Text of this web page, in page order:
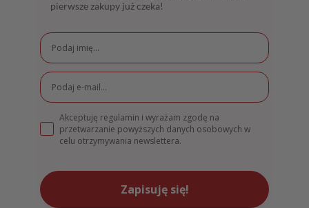
pierwsze zakupy już czeka!
Akceptuję regulamin i wyrażam zgodę na
przetwarzanie powyższych danych osobowych w
celu otrzymywania newslettera.
Zapisuję się!